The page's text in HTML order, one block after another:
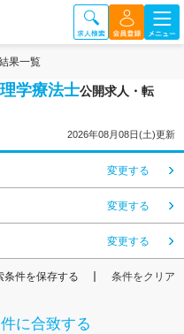
果一覧
学療法士公開求人・転
2026年08月08日(土)更新
変更する
変更する
変更する
条件を保存する 条件をクリア
に合致する